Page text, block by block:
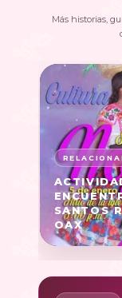
Más historias,
SANTOS
OAX